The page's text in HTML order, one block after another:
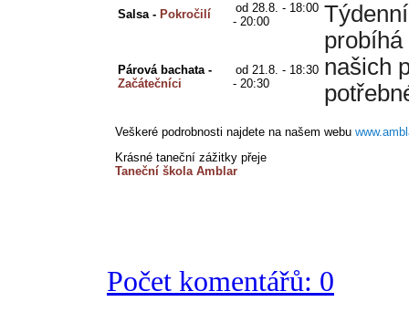
našich
Salsa - Pokročilí
od 28.8. - 18:00
- 20:00
Začátečníci
od 21.8. - 18:30
- 20:30
Veškeré podrobnosti najdete na našem webu
Krásné taneční zážitky přeje
Taneční škola Amblar
Počet komentářů: 0